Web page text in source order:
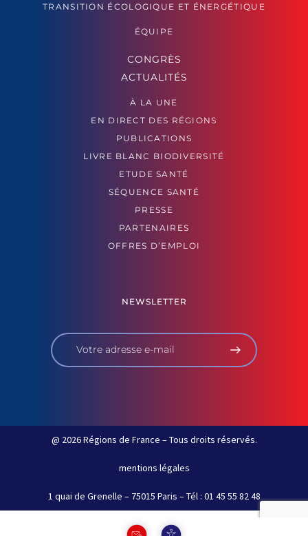
TRANSITION ÉCOLOGIQUE ET ÉNERGÉTIQUE
ÉQUIPE
CONGRÈS
ACTUALITÉS
À LA UNE
EN DIRECT DES RÉGIONS
PUBLICATIONS
LIVRE BLANC BIODIVERSITÉ
ETUDE SANTÉ
SÉQUENCE SANTÉ
PRESSE
PARTENAIRES
OFFRES D’EMPLOI
NEWSLETTER
@ 2026 Régions de France – Tous droits réservés.
mentions légales
1 quai de Grenelle – 75015 Paris – Tél : 01 45 55 82 48